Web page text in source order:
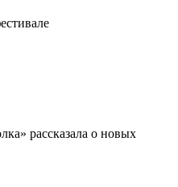
рассказала о новых